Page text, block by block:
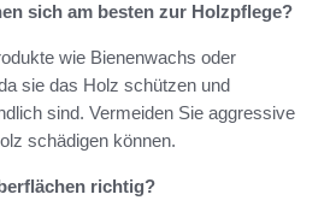
sich am besten zur Holzpflege?
wie Bienenwachs oder
sie das Holz schützen und
sind. Vermeiden Sie aggressive
schädigen können.
richtig?